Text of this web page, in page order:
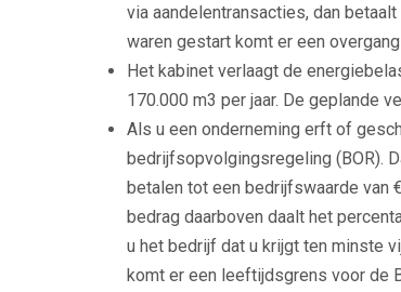
via aandelentransacties, dan
waren gestart komt er een
Het kabinet verlaagt de
170.000 m3 per jaar. De geplande
Als u een onderneming erft of
bedrijfsopvolgingsregeling (BOR).
betalen tot een bedrijfswaarde van
bedrag daarboven daalt het
u het bedrijf dat u krijgt ten minste
komt er een leeftijdsgrens voor de